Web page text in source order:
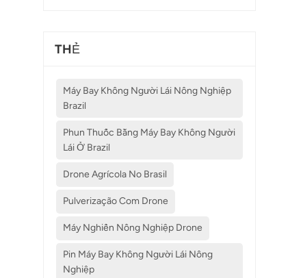
THẺ
Máy Bay Không Người Lái Nông Nghiệp
Brazil
Phun Thuốc Bằng Máy Bay Không Người
Lái Ở Brazil
Drone Agrícola No Brasil
Pulverização Com Drone
Máy Nghiền Nông Nghiệp Drone
Pin Máy Bay Không Người Lái Nông
Nghiệp